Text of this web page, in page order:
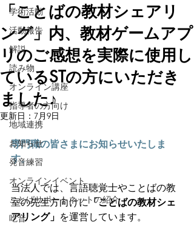
学術活動
活動報告
解説
読み物
オンライン講座
指導者の方向け
地域連携
お知らせ
発音練習
オンラインイベント
ことばサポートネットの紹介
吃音
「ことばの教材シェアリ
ング」内、教材ゲームアプ
リのご感想を実際に使用し
ているSTの方にいただき
ました♪
更新日： 7月9日
専門職の皆さまにお知らせいたしま
す。
当法人では、言語聴覚士やことばの教
室の先生方向けに「ことばの教材シェ
アリング」 を運営しています。